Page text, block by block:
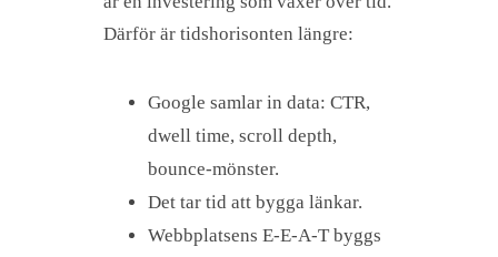
Därför är tidshorisonten längre:
Google samlar in data: CTR,
dwell time, scroll depth,
bounce-mönster.
Det tar tid att bygga länkar.
Webbplatsens E-E-A-T byggs